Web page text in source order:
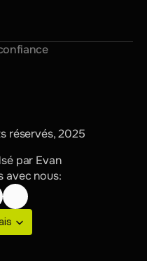
réservés, 2025
par Evan
avec nous: